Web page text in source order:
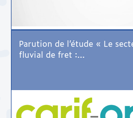
Parution de l’étude « Le
fluvial de fret :...